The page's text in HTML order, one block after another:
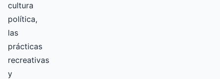
cultura
política,
las
prácticas
recreativas
y